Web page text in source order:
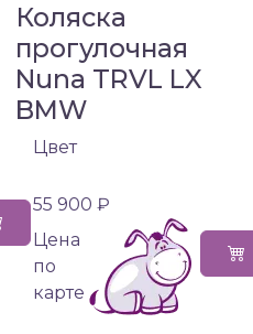
Коляска
прогулочная
Nuna TRVL LX
BMW
Цвет
55 900 ₽
Цена
по
карте